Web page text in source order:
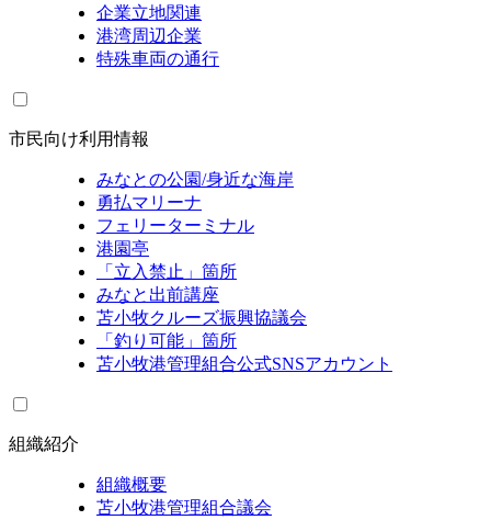
企業立地関連
港湾周辺企業
特殊車両の通行
市民向け利用情報
みなとの公園/身近な海岸
勇払マリーナ
フェリーターミナル
港園亭
「立入禁止」箇所
みなと出前講座
苫小牧クルーズ振興協議会
「釣り可能」箇所
苫小牧港管理組合公式SNSアカウント
組織紹介
組織概要
苫小牧港管理組合議会